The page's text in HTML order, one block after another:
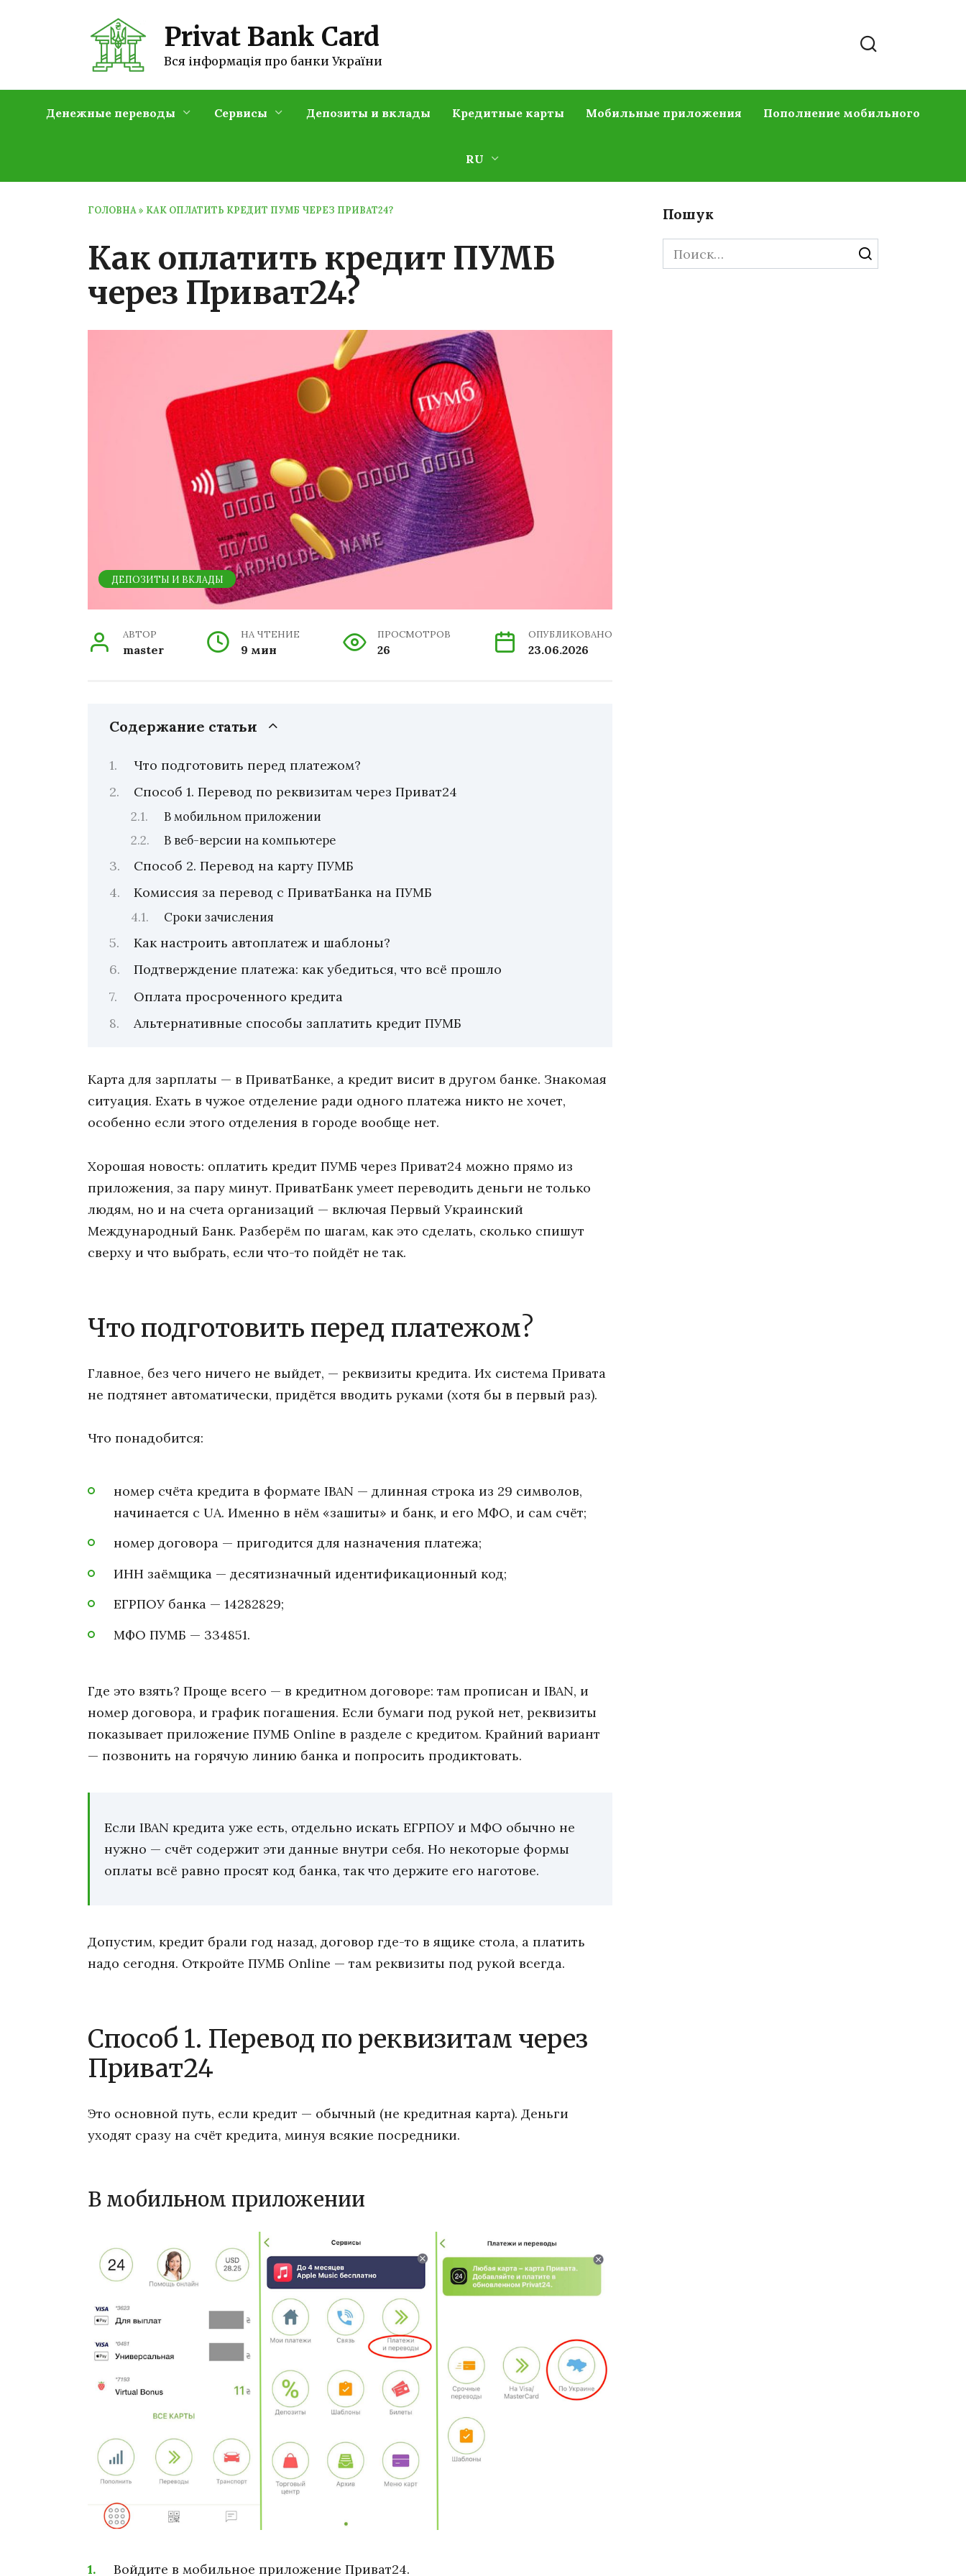
Privat Bank Card
Вся інформація про банки України
Денежные переводы Сервисы Депозиты и вклады Кредитные карты Мобильные приложения Пополнение мобильного
RU
ГОЛОВНА » КАК ОПЛАТИТЬ КРЕДИТ ПУМБ ЧЕРЕЗ ПРИВАТ24?
Как оплатить кредит ПУМБ
через Приват24?
ДЕПОЗИТЫ И ВКЛАДЫ
АВТОР
master
НА ЧТЕНИЕ
9 мин
ПРОСМОТРОВ
26
ОПУБЛИКОВАНО
23.06.2026
Содержание статьи
Что подготовить перед платежом?
Способ 1. Перевод по реквизитам через Приват24
В мобильном приложении
В веб-версии на компьютере
Способ 2. Перевод на карту ПУМБ
Комиссия за перевод с ПриватБанка на ПУМБ
Сроки зачисления
Как настроить автоплатеж и шаблоны?
Подтверждение платежа: как убедиться, что всё прошло
Оплата просроченного кредита
Альтернативные способы заплатить кредит ПУМБ
Карта для зарплаты — в ПриватБанке, а кредит висит в другом банке. Знакомая
ситуация. Ехать в чужое отделение ради одного платежа никто не хочет,
особенно если этого отделения в городе вообще нет.
Хорошая новость: оплатить кредит ПУМБ через Приват24 можно прямо из
приложения, за пару минут. ПриватБанк умеет переводить деньги не только
людям, но и на счета организаций — включая Первый Украинский
Международный Банк. Разберём по шагам, как это сделать, сколько спишут
сверху и что выбрать, если что-то пойдёт не так.
Что подготовить перед платежом?
Главное, без чего ничего не выйдет, — реквизиты кредита. Их система Привата
не подтянет автоматически, придётся вводить руками (хотя бы в первый раз).
Что понадобится:
номер счёта кредита в формате IBAN — длинная строка из 29 символов,
начинается с UA. Именно в нём «зашиты» и банк, и его МФО, и сам счёт;
номер договора — пригодится для назначения платежа;
ИНН заёмщика — десятизначный идентификационный код;
ЕГРПОУ банка — 14282829;
МФО ПУМБ — 334851.
Где это взять? Проще всего — в кредитном договоре: там прописан и IBAN, и
номер договора, и график погашения. Если бумаги под рукой нет, реквизиты
показывает приложение ПУМБ Online в разделе с кредитом. Крайний вариант
— позвонить на горячую линию банка и попросить продиктовать.
Если IBAN кредита уже есть, отдельно искать ЕГРПОУ и МФО обычно не
нужно — счёт содержит эти данные внутри себя. Но некоторые формы
оплаты всё равно просят код банка, так что держите его наготове.
Допустим, кредит брали год назад, договор где-то в ящике стола, а платить
надо сегодня. Откройте ПУМБ Online — там реквизиты под рукой всегда.
Способ 1. Перевод по реквизитам через
Приват24
Это основной путь, если кредит — обычный (не кредитная карта). Деньги
уходят сразу на счёт кредита, минуя всякие посредники.
В мобильном приложении
Войдите в мобильное приложение Приват24.
Пошук
Search
for: